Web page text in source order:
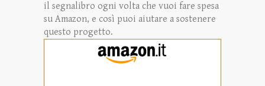
il segnalibro ogni volta che vuoi fare spesa
su Amazon, e così puoi aiutare a sostenere
questo progetto.